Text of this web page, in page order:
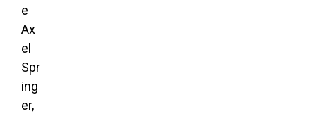
е
Ax
el
Spr
ing
er,